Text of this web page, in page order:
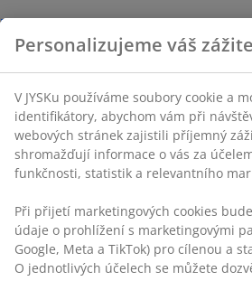
Personalizujeme váš
V JYSKu používáme soubory cookie a
identifikátory, abychom vám při
webových stránek zajistili příjemný
shromažďují informace o vás za
funkčnosti, statistik a relevantního
Při přijetí marketingových cookies
údaje o prohlížení s marketingovými
Google, Meta a TikTok) pro cílenou a
O jednotlivých účelech se můžete